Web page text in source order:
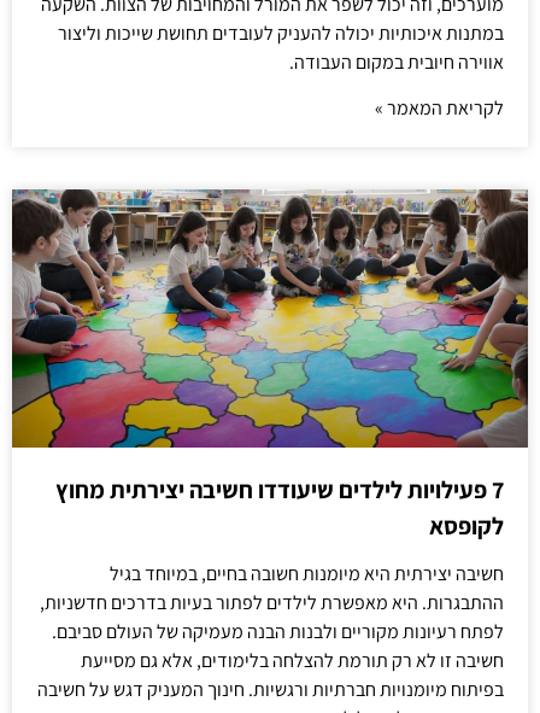
במתנות איכותיות יכולה להעניק לעובדים תחושת שייכות וליצור
אווירה חיובית במקום העבודה.
לקריאת המאמר »
7 פעילויות לילדים שיעודדו חשיבה יצירתית מחוץ
לקופסא
חשיבה יצירתית היא מיומנות חשובה בחיים, במיוחד בגיל
ההתבגרות. היא מאפשרת לילדים לפתור בעיות בדרכים חדשניות,
לפתח רעיונות מקוריים ולבנות הבנה מעמיקה של העולם סביבם.
חשיבה זו לא רק תורמת להצלחה בלימודים, אלא גם מסייעת
בפיתוח מיומנויות חברתיות ורגשיות. חינוך המעניק דגש על חשיבה